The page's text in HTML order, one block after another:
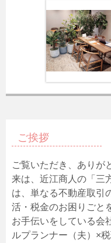
ご挨拶
ご覧いただき、ありが
来は、近江商人の「三
は、単なる不動産取引
活・税金のお困りごと
お手伝いをしている会
ルプランナー（夫）×